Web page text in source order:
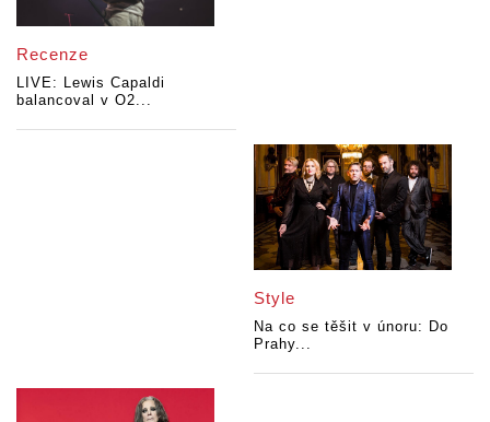
Recenze
LIVE: Lewis Capaldi
balancoval v O2...
Style
Na co se těšit v únoru: Do
Prahy...